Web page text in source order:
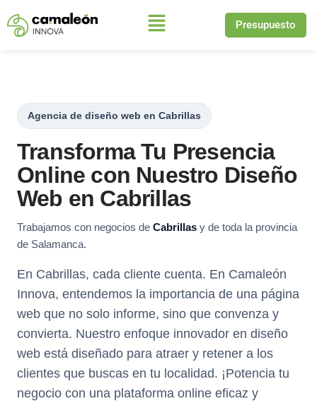
Saltar
Presupuesto
Agencia de diseño web en Cabrillas
Transforma Tu Presencia
Online con Nuestro Diseño
Web en Cabrillas
Trabajamos con negocios de Cabrillas y de toda la provincia
de Salamanca.
En Cabrillas, cada cliente cuenta. En Camaleón
Innova, entendemos la importancia de una página
web que no solo informe, sino que convenza y
convierta. Nuestro enfoque innovador en diseño
web está diseñado para atraer y retener a los
clientes que buscas en tu localidad. ¡Potencia tu
negocio con una plataforma online eficaz y